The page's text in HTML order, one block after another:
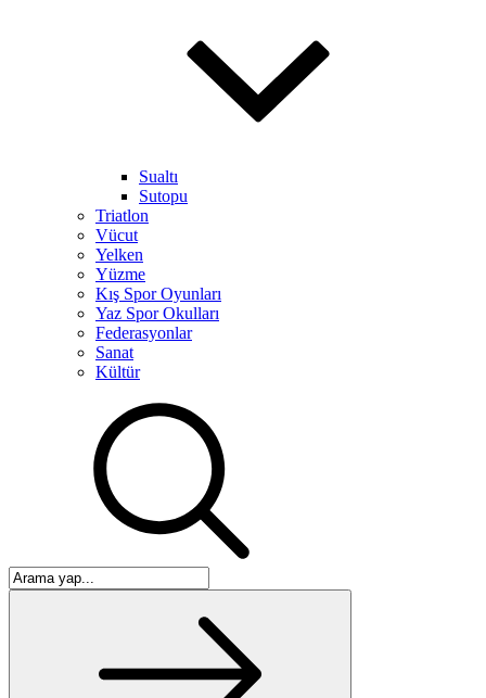
Sualtı
Sutopu
Triatlon
Vücut
Yelken
Yüzme
Kış Spor Oyunları
Yaz Spor Okulları
Federasyonlar
Sanat
Kültür